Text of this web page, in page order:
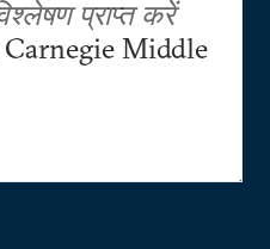
प्राप्त करें
Middle